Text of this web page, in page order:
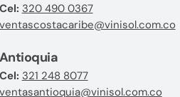
Cel: 320 490 0367
ventascostacaribe@vinisol.com.co
Antioquia
Cel: 321 248 8077
ventasantioquia@vinisol.com.co